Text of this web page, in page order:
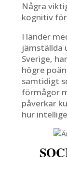
Några
kognitiv
I länder
jämställda
Sverige,
högre
samtidigt
förmågor
påverkar
hur